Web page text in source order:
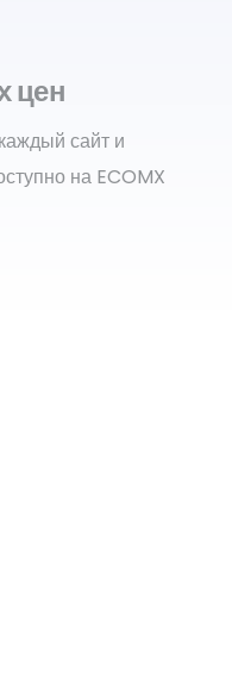
цен
сайт и
на ECOMX